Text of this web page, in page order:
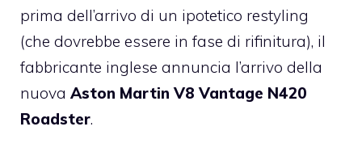
prima dell’arrivo di un ipotetico restyling
(che dovrebbe essere in fase di rifinitura), il
fabbricante inglese annuncia l’arrivo della
nuova Aston Martin V8 Vantage N420
Roadster.